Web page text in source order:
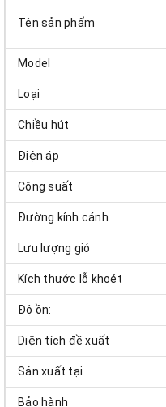
Tên sản phẩm
Model
Loại
Chiều hút
Điện áp
Công suất
Đường kính cánh
Lưu lượng gió
Kích thước lỗ khoét
Độ ồn:
Diện tích đề xuất
Sản xuất tại
Bảo hành